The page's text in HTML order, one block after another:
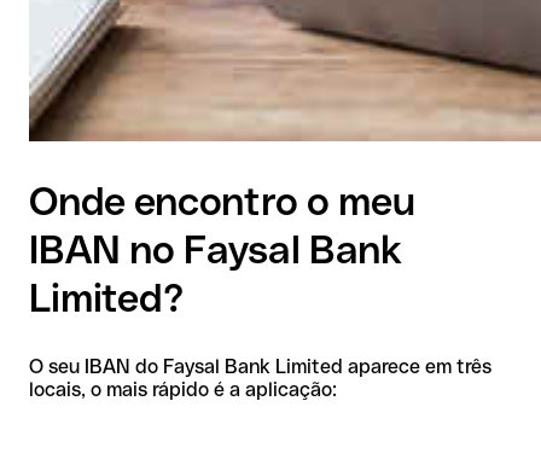
Onde encontro o meu
IBAN no Faysal Bank
Limited?
O seu IBAN do Faysal Bank Limited aparece em três
locais, o mais rápido é a aplicação: